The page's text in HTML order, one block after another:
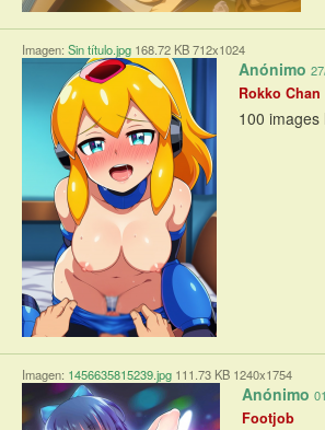
Imagen: Sin título.jpg 168.72 KB 712x1024
Anónimo
Rokko Chan
100 images
Imagen: 1456635815239.jpg 111.73 KB 1240x1754
Anónimo
Footjob